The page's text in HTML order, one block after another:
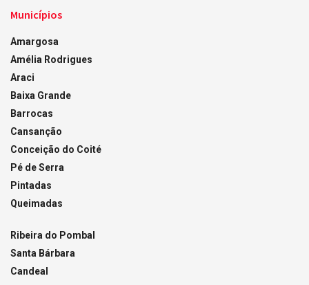
Municípios
Amargosa
Amélia Rodrigues
Araci
Baixa Grande
Barrocas
Cansanção
Conceição do Coité
Pé de Serra
Pintadas
Queimadas
Ribeira do Pombal
Santa Bárbara
Candeal